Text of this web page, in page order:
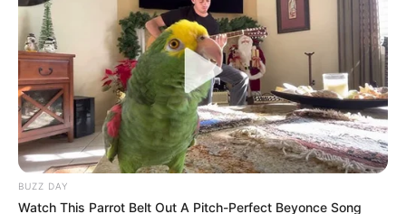
Cortesía para RCN Radio
Estadio General Santander en Cúcuta
BUZZ DAY
Watch This Parrot Belt Out A Pitch-Perfect Beyonce Song